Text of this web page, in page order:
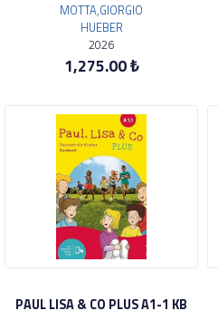
MOTTA,GIORGIO
HUEBER
2026
1,275.00 ₺
PAUL LISA & CO PLUS A1-1 KB